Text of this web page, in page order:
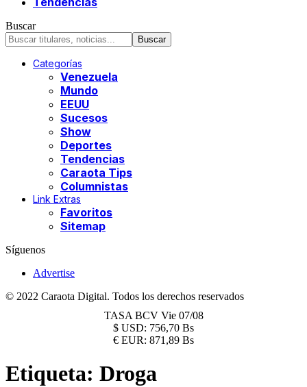
Buscar
Categorías
Venezuela
Mundo
EEUU
Sucesos
Show
Deportes
Tendencias
Caraota Tips
Columnistas
Link Extras
Favoritos
Sitemap
Síguenos
Advertise
© 2022 Caraota Digital. Todos los derechos reservados
TASA BCV Vie 07/08
$ USD: 756,70 Bs
€ EUR: 871,89 Bs
Etiqueta: Droga